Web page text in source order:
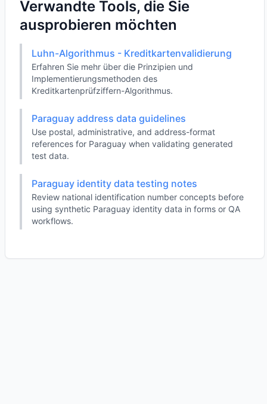
Verwandte Tools, die Sie
ausprobieren möchten
Luhn-Algorithmus - Kreditkartenvalidierung
Erfahren Sie mehr über die Prinzipien und
Implementierungsmethoden des
Kreditkartenprüfziffern-Algorithmus.
Paraguay address data guidelines
Use postal, administrative, and address-format
references for Paraguay when validating generated
test data.
Paraguay identity data testing notes
Review national identification number concepts before
using synthetic Paraguay identity data in forms or QA
workflows.